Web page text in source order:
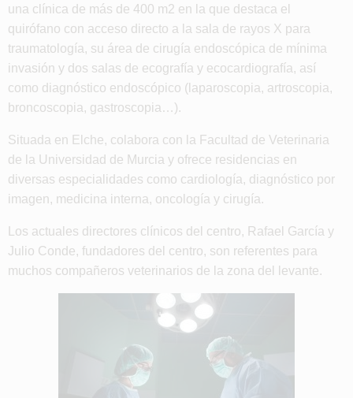
una clínica de más de 400 m2 en la que destaca el
quirófano con acceso directo a la sala de rayos X para
traumatología, su área de cirugía endoscópica de mínima
invasión y dos salas de ecografía y ecocardiografía, así
como diagnóstico endoscópico (laparoscopia, artroscopia,
broncoscopia, gastroscopia…).
Situada en Elche, colabora con la Facultad de Veterinaria
de la Universidad de Murcia y ofrece residencias en
diversas especialidades como cardiología, diagnóstico por
imagen, medicina interna, oncología y cirugía.
Los actuales directores clínicos del centro, Rafael García y
Julio Conde, fundadores del centro, son referentes para
muchos compañeros veterinarios de la zona del levante.